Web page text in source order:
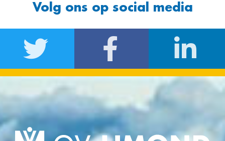
Volg ons op social media